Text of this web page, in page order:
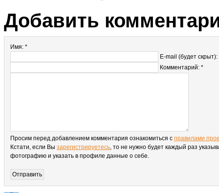
Добавить
Имя: *
E-mail (будет скрыт):
Комментарий: *
Просим перед добавлением комментария ознакомиться с правилами
Кстати, если Вы зарегистрируетесь, то не нужно будет каждый раз
фотографию и указать в профиле данные о себе.